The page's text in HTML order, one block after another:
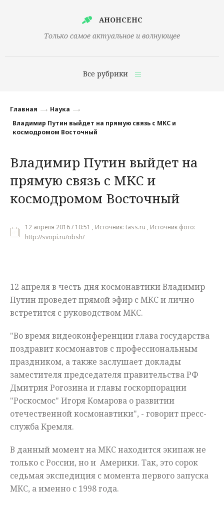
АНОНСЕНС
Только самое актуальное и волнующее
Все рубрики
Финансы
Наука
Культура
Общество
Мнения
Главная
Наука
Владимир Путин выйдет на прямую связь с МКС и
космодромом Восточный
Владимир Путин выйдет на
прямую связь с МКС и
космодромом Восточный
12 апреля 2016 / 10:51 , Источник: tass.ru , Источник фото:
http://svopi.ru/obsh/
12 апреля в честь дня космонавтики Владимир
Путин проведет прямой эфир с МКС и лично
встретится с руководством МКС.
"Во время видеоконференции глава государства
поздравит космонавтов с профессиональным
праздником, а также заслушает доклады
заместителя председателя правительства РФ
Дмитрия Рогозина и главы госкорпорации
"Роскосмос" Игоря Комарова о развитии
отечественной космонавтики", - говорит пресс-
служба Кремля.
В данный момент на МКС находится экипаж не
только с России, но и Америки. Так, это сорок
седьмая экспедиция с момента первого запуска
МКС, а именно с 1998 года.